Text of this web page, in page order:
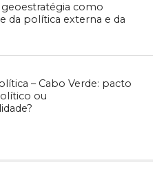
geoestratégia como
da política externa e da
– Cabo Verde: pacto
ou